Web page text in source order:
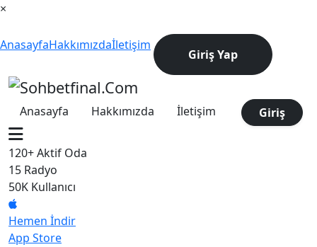
×
AnasayfaHakkımızdaİletişim
Giriş Yap
Anasayfa Hakkımızda İletişim Giriş
120+Aktif Oda
15 Radyo
50K Kullanıcı
Hemen İndir
App Store